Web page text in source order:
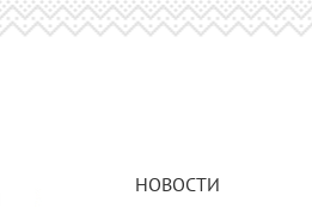
НОВОСТИ